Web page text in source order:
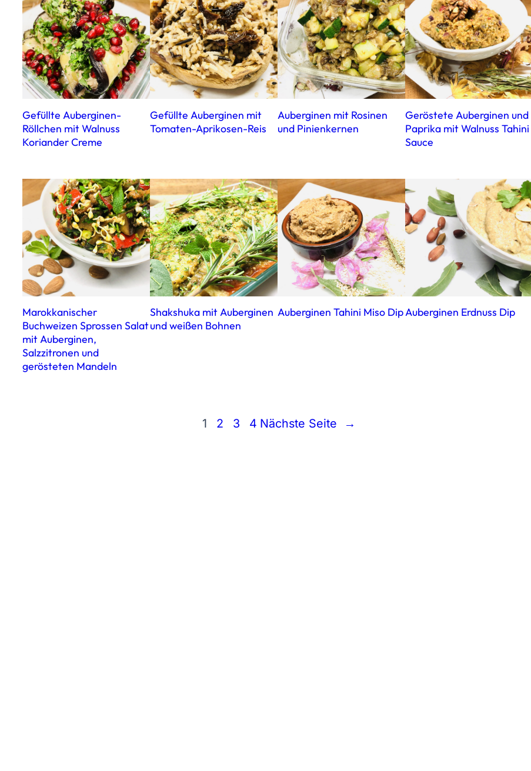
Gefüllte Auberginen-
Röllchen mit Walnuss
Koriander Creme
Gefüllte Auberginen mit
Tomaten-Aprikosen-Reis
Auberginen mit Rosinen
und Pinienkernen
Geröstete Auberginen und
Paprika mit Walnuss Tahini
Sauce
Marokkanischer
Buchweizen Sprossen Salat
mit Auberginen,
Salzzitronen und
gerösteten Mandeln
Shakshuka mit Auberginen
und weißen Bohnen
Auberginen Tahini Miso DipAuberginen Erdnuss Dip
1 2 3 4 Nächste Seite →